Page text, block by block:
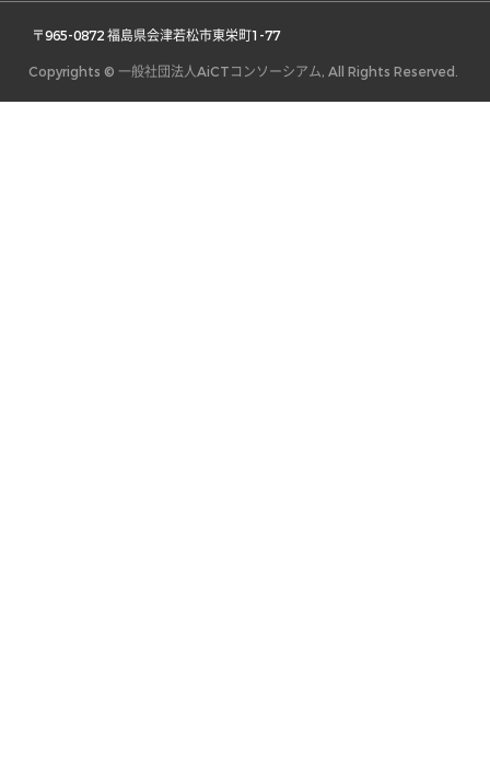
〒965-0872 福島県会津若松市東栄町1-77
Copyrights © 一般社団法人AiCTコンソーシアム, All Rights Reserved.